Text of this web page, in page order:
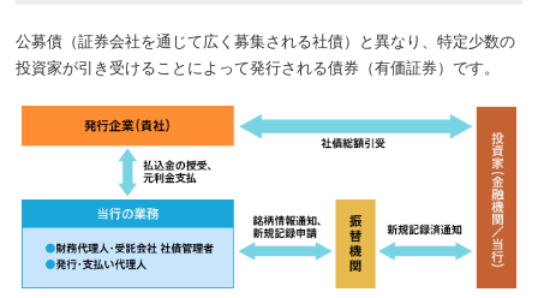
公募債（証券会社を通じて広く募集される社債）と異なり、特定少数の
投資家が引き受けることによって発行される債券（有価証券）です。